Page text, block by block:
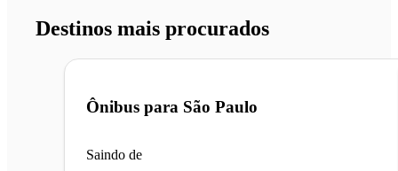
Destinos mais procurados
Ônibus para São Paulo
Saindo de